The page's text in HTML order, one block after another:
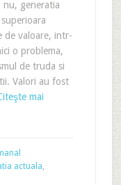
nu, generatia
de valoare, intr-
o problema,
de truda si
Valori au fost
mai
actuala,